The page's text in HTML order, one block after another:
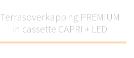
Terrasoverkapping PREMIUM
in cassette CAPRI + LED